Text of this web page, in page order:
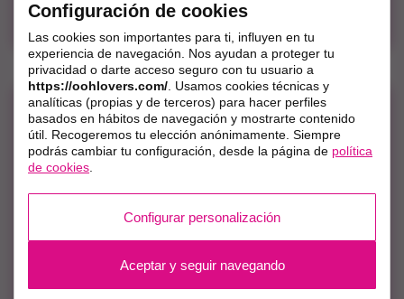
LA FEDE
Watch Me
Ford Mustang decora con luces secuenciales
plazas de aparcamiento en las principales
ciudades: Madrid, Barcelona, Bilbao, Valencia,
Configuración de cookies
Las cookies son importantes para ti, influyen en tu
experiencia de navegación. Nos ayudan a proteger tu
privacidad o darte acceso seguro con tu usuario a
https://oohlovers.com/. Usamos cookies técnicas y
analíticas (propias y de terceros) para hacer perfiles
basados en hábitos de navegación y mostrarte contenido
útil. Recogeremos tu elección anónimamente. Siempre
podrás cambiar tu configuración, desde la página de política
de cookies.
Configurar personalización
Aceptar y seguir navegando